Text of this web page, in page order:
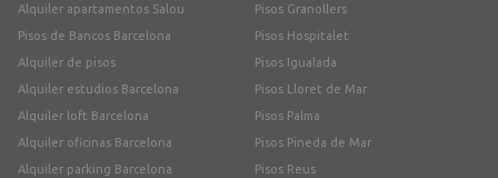
Alquiler apartamentos Salou
Pisos de Bancos Barcelona
Alquiler de pisos
Alquiler estudios Barcelona
Alquiler loft Barcelona
Alquiler oficinas Barcelona
Alquiler parking Barcelona
Pisos Granollers
Pisos Hospitalet
Pisos Igualada
Pisos Lloret de Mar
Pisos Palma
Pisos Pineda de Mar
Pisos Reus